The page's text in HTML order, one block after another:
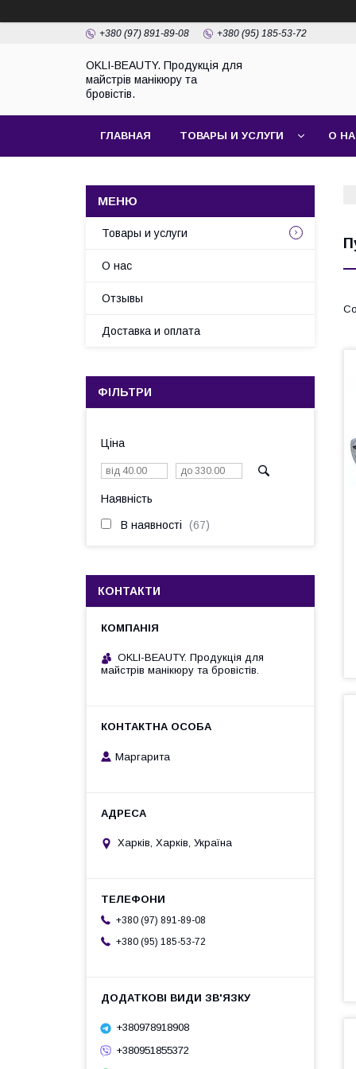
+380 (97) 891-89-08 +380 (95) 185-53-72
OKLI-BEAUTY. Продукція для
майстрів манікюру та
бровістів.
ГЛАВНАЯ ТОВАРЫ И УСЛУГИ О
Товары и услуги
О нас
Отзывы
Доставка и оплата
ФІЛЬТРИ
Ціна
Наявність
В наявності 67
КОНТАКТИ
OKLI-BEAUTY. Продукція для
майстрів манікюру та бровістів.
Маргарита
Харків, Харків, Україна
+380 (97) 891-89-08
+380 (95) 185-53-72
+380978918908
+380951855372